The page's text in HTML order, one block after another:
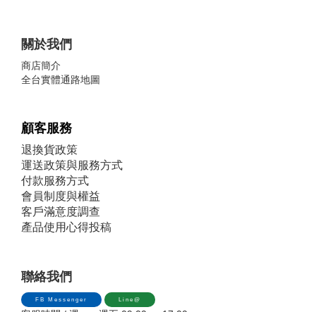
關於我們
商店簡介
全台實體通路地圖
顧客服務
退換貨政策
運送政策與服務方式
付款服務方式
會員制度與權益
客戶滿意度調查
產品使用心得投稿
聯絡我們
FB Messenger Line@